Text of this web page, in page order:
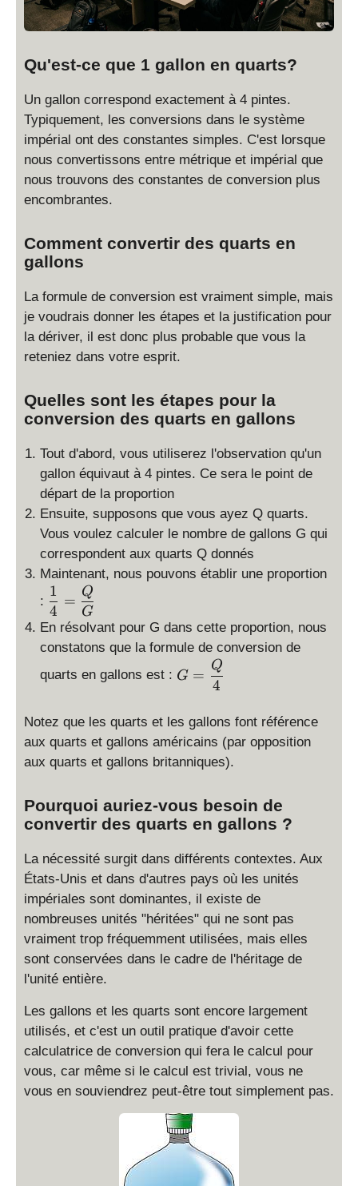
Qu'est-ce que 1 gallon en quarts?
Un gallon correspond exactement à 4 pintes.
Typiquement, les conversions dans le système
impérial ont des constantes simples. C'est lorsque
nous convertissons entre métrique et impérial que
nous trouvons des constantes de conversion plus
encombrantes.
Comment convertir des quarts en
gallons
La formule de conversion est vraiment simple, mais
je voudrais donner les étapes et la justification pour
la dériver, il est donc plus probable que vous la
reteniez dans votre esprit.
Quelles sont les étapes pour la
conversion des quarts en gallons
Tout d'abord, vous utiliserez l'observation qu'un
gallon équivaut à 4 pintes. Ce sera le point de
départ de la proportion
Ensuite, supposons que vous ayez Q quarts.
Vous voulez calculer le nombre de gallons G qui
correspondent aux quarts Q donnés
Maintenant, nous pouvons établir une proportion
: \
d
is
p
y
yl
\
fr
c
{
}
{
4
}
=
\
fr
a
{
Q
}
{
G
4
1
=
G
Q
En résolvant pour G dans cette proportion, nous
constatons que la formule de conversion de
quarts en gallons est : G
=
d
is
p
la
st
yl
\
fr
a
c
{
Q
}
}
G =
4
Q
Notez que les quarts et les gallons font référence
aux quarts et gallons américains (par opposition
aux quarts et gallons britanniques).
Pourquoi auriez-vous besoin de
convertir des quarts en gallons ?
La nécessité surgit dans différents contextes. Aux
États-Unis et dans d'autres pays où les unités
impériales sont dominantes, il existe de
nombreuses unités "héritées" qui ne sont pas
vraiment trop fréquemment utilisées, mais elles
sont conservées dans le cadre de l'héritage de
l'unité entière.
Les gallons et les quarts sont encore largement
utilisés, et c'est un outil pratique d'avoir cette
calculatrice de conversion qui fera le calcul pour
vous, car même si le calcul est trivial, vous ne
vous en souviendrez peut-être tout simplement pas.